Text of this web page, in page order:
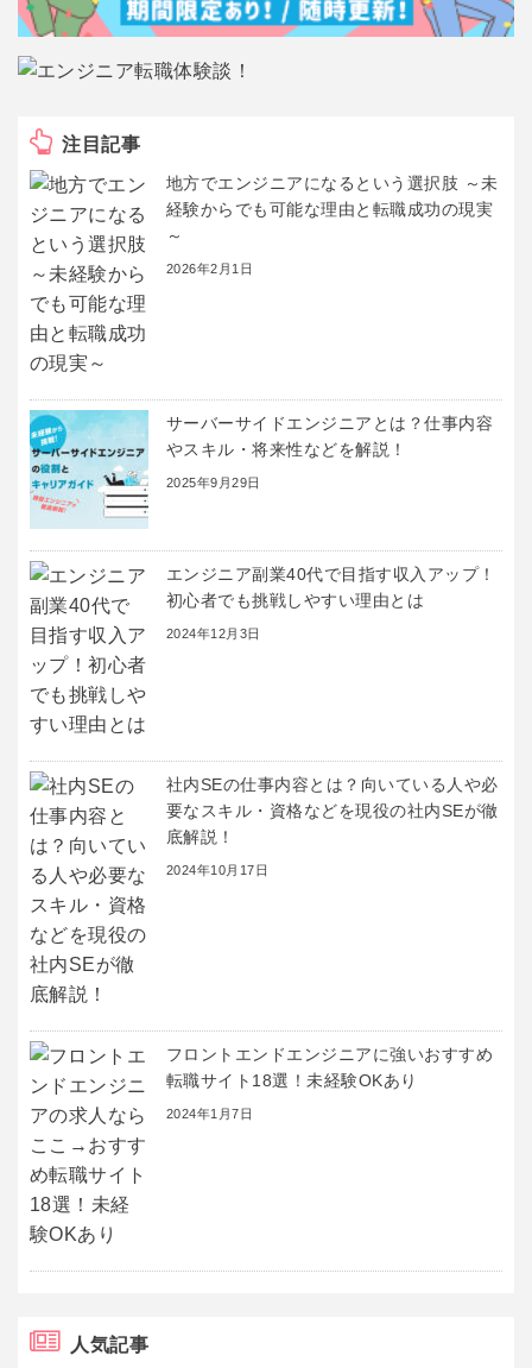
注目記事
地方でエンジニアになるという選択肢 ～未
経験からでも可能な理由と転職成功の現実
～
2026年2月1日
サーバーサイドエンジニアとは？仕事内容
やスキル・将来性などを解説！
2025年9月29日
エンジニア副業40代で目指す収入アップ！
初心者でも挑戦しやすい理由とは
2024年12月3日
社内SEの仕事内容とは？向いている人や必
要なスキル・資格などを現役の社内SEが徹
底解説！
2024年10月17日
フロントエンドエンジニアに強いおすすめ
転職サイト18選！未経験OKあり
2024年1月7日
人気記事